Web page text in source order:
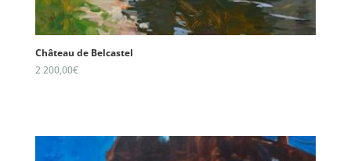
Château de Belcastel
2 200,00€